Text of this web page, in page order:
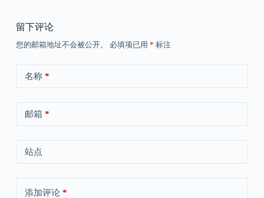
留下评论
您的邮箱地址不会被公开。 必填项已用 * 标注
名称*
邮箱 *
站点
添加评论*